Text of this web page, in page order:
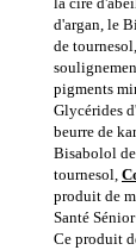
d'argan, le
de
pigments
Glycérides
beurre de
Bisabolol
tournesol,
produit de
Santé
Ce produit